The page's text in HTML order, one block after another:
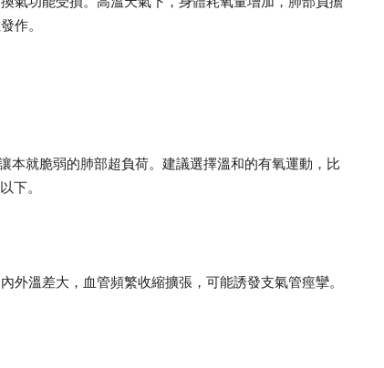
作。
本就脆弱的肺部超負荷。建議選擇溫和的有氧運動，比
下。
外溫差大，血管頻繁收縮擴張，可能誘發支氣管痙攣。